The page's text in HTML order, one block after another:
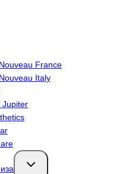
France
Italy
Jupiter
Переключить
дочернее